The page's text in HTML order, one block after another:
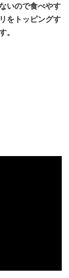
いので食べやす
をトッピングす
。